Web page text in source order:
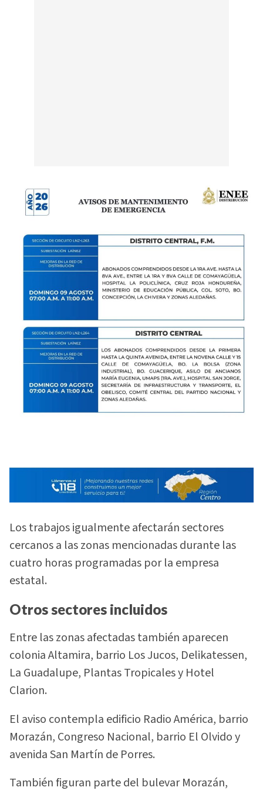
Los trabajos igualmente afectarán sectores
cercanos a las zonas mencionadas durante las
cuatro horas programadas por la empresa
estatal.
Otros sectores incluidos
Entre las zonas afectadas también aparecen
colonia Altamira, barrio Los Jucos, Delikatessen,
La Guadalupe, Plantas Tropicales y Hotel
Clarion.
El aviso contempla edificio Radio América, barrio
Morazán, Congreso Nacional, barrio El Olvido y
avenida San Martín de Porres.
También figuran parte del bulevar Morazán,